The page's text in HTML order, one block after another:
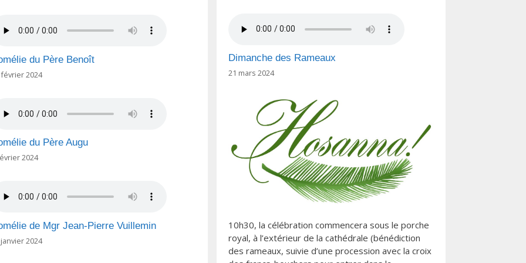
Dimanche des Rameaux
21 mars 2024
10h30, la célébration commencera sous le porche
royal, à l’extérieur de la cathédrale (bénédiction
des rameaux, suivie d’une procession avec la croix
du Père Benoît
février 2024
du Père Augu
2024
de Mgr Jean-Pierre Vuillemin
2024